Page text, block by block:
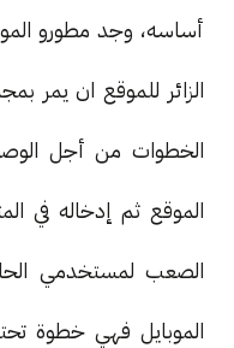
أساسه، وجد مطورو
الزائر للموقع ان يمر
الخطوات من أجل
الموقع ثم إدخاله في
الصعب لمستخدمي
الموبايل فهي خطوة